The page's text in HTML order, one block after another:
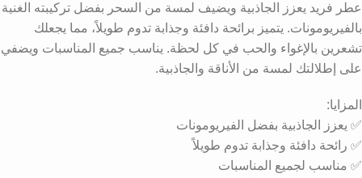
عطر فريد يعزز الجاذبية ويضيف لمسة من السحر بفضل تركيبته الغنية
بالفيريومونات. يتميز برائحة دافئة وجذابة تدوم طويلاً، مما يجعلك
تشعرين بالإغواء والحب في كل لحظة. يناسب جميع المناسبات ويضفي
على إطلالتك لمسة من الأناقة والجاذبية.
المزايا:
✅ يعزز الجاذبية بفضل الفيريومونات
✅ رائحة دافئة وجذابة تدوم طويلاً
✅ مناسب لجميع المناسبات